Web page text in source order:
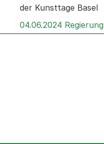
der Kunsttage Basel
04.06.2024